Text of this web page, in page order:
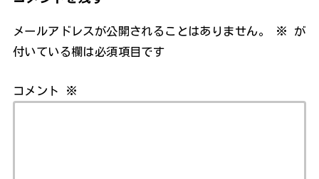
メールアドレスが公開されることはありません。 ※
が
付いている欄は必須項目です
コメント ※